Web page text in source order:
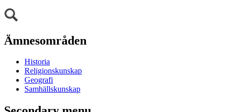
Ämnesområden
Historia
Religionskunskap
Geografi
Samhällskunskap